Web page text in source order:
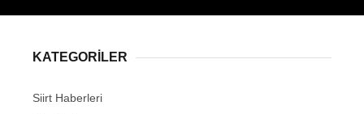
KATEGORİLER
Siirt Haberleri